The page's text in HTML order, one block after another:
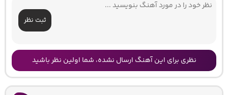
ثبت نظر
نظری برای این آهنگ ارسال نشده، شما اولین نظر باشید